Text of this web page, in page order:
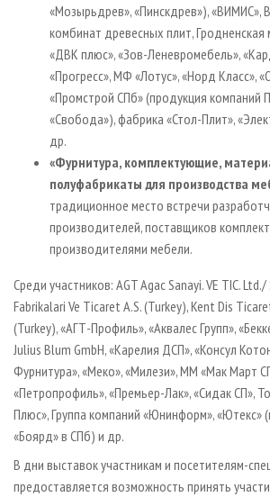
«Мозырьдрев», «Пинскдрев»), «ВИМИС»,
комбинат древесных плит,
«ДВК плюс», «Зов-Леневромебель»,
«Прогресс», МФ «Лотус», «Норд Класс»,
«Промстрой СПб» (продукция компаний
«Свобода»), фабрика «Стол-Плит»,
др.
«Фурнитура, комплектующие,
полуфабрикаты для производства
традиционное место встречи
производителей, поставщиков
производителями мебели.
Среди участников: AGT Agac Sanayi. VE TIC.
Fabrikalari Ve Ticaret A.S. (Turkey), Kent Dis
(Turkey), «АГТ-Профиль», «Аквалес Групп»,
Julius Blum GmbH, «Карелия ДСП», «Консул
Фурнитура», «Меко», «Милези», ММ «Мак Март
«Петропрофиль», «Премьер-Лак», «Сидак СП»,
Плюс», Группа компаний «Юнинформ», «Ютекс»
«Боярд» в СПб) и др.
В дни выставок участникам и посетителям-
предоставляется возможность принять